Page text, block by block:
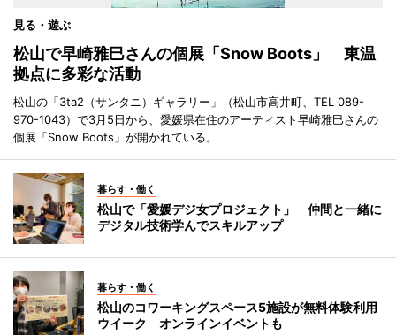
見る・遊ぶ
松山で早崎雅巳さんの個展「Snow Boots」 東温
拠点に多彩な活動
松山の「3ta2（サンタニ）ギャラリー」（松山市高井町、TEL 089-
970-1043）で3月5日から、愛媛県在住のアーティスト早崎雅巳さんの
個展「Snow Boots」が開かれている。
暮らす・働く
松山で「愛媛デジ女プロジェクト」 仲間と一緒に
デジタル技術学んでスキルアップ
暮らす・働く
松山のコワーキングスペース5施設が無料体験利用
ウイーク オンラインイベントも